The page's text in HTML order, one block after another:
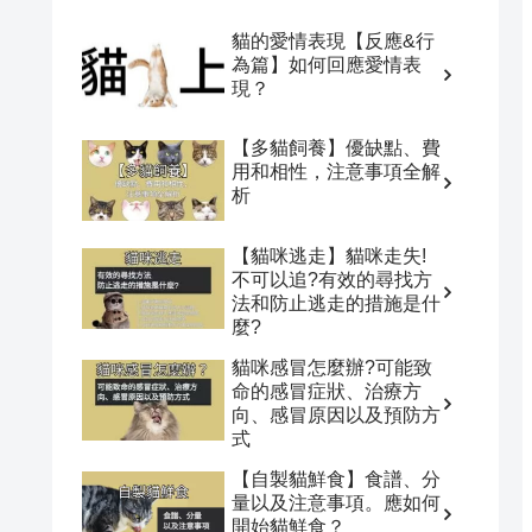
貓的愛情表現【反應&行
為篇】如何回應愛情表
現？
【多貓飼養】優缺點、費
用和相性，注意事項全解
析
【貓咪逃走】貓咪走失!
不可以追?有效的尋找方
法和防止逃走的措施是什
麼?
貓咪感冒怎麼辦?可能致
命的感冒症狀、治療方
向、感冒原因以及預防方
式
【自製貓鮮食】食譜、分
量以及注意事項。應如何
開始貓鮮食？